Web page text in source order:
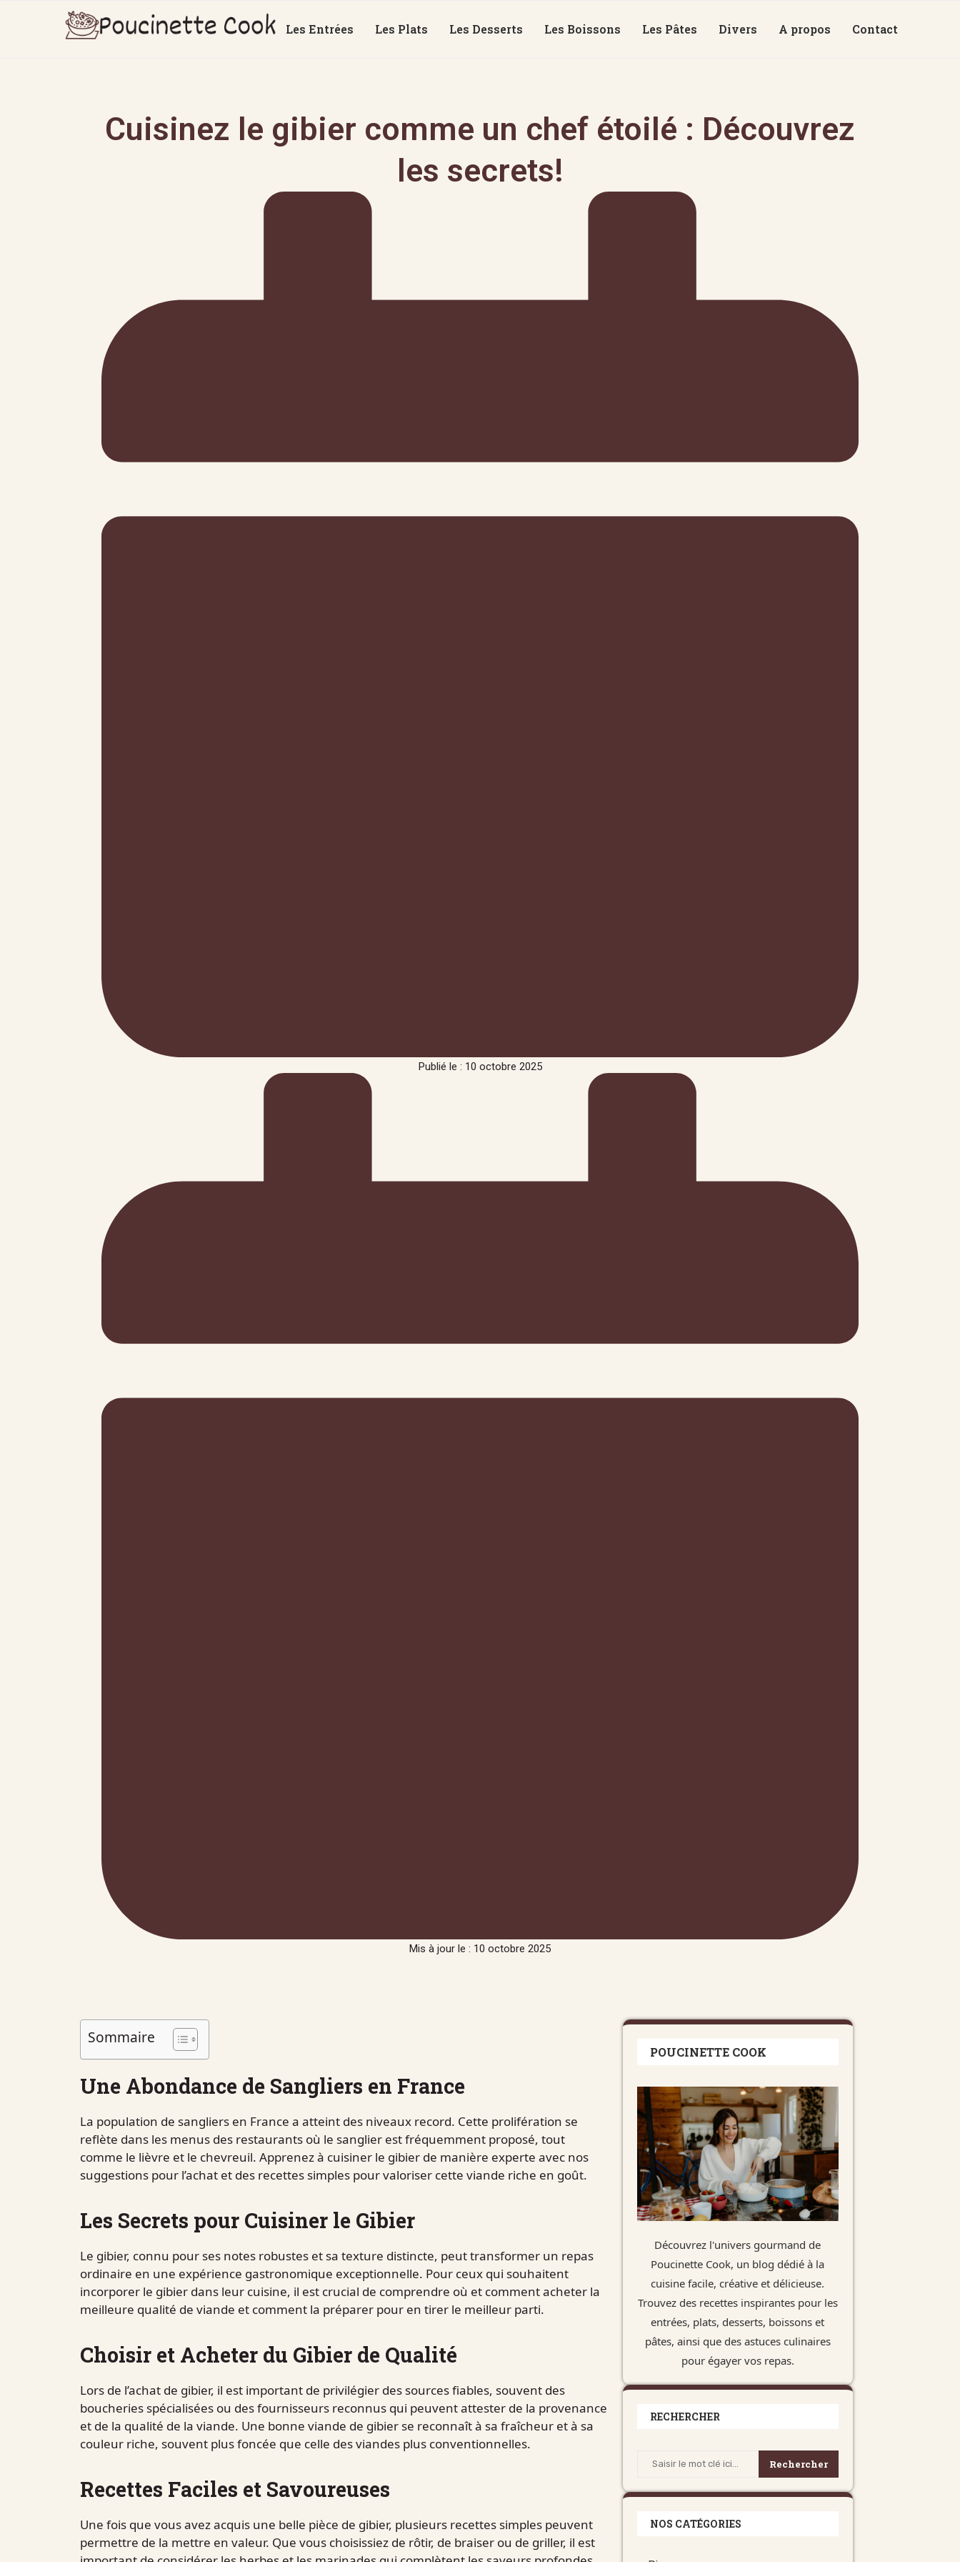
Les Entrées Les Plats Les Desserts Les Boissons Les Pâtes Divers A propos Contact
Cuisinez le gibier comme un chef étoilé : Découvrez
les secrets!
Publié le : 10 octobre 2025
Mis à jour le : 10 octobre 2025
Sommaire
Une Abondance de Sangliers en France
La population de sangliers en France a atteint des niveaux record. Cette prolifération se
reflète dans les menus des restaurants où le sanglier est fréquemment proposé, tout
comme le lièvre et le chevreuil. Apprenez à cuisiner le gibier de manière experte avec nos
suggestions pour l’achat et des recettes simples pour valoriser cette viande riche en goût.
Les Secrets pour Cuisiner le Gibier
Le gibier, connu pour ses notes robustes et sa texture distincte, peut transformer un repas
ordinaire en une expérience gastronomique exceptionnelle. Pour ceux qui souhaitent
incorporer le gibier dans leur cuisine, il est crucial de comprendre où et comment acheter la
meilleure qualité de viande et comment la préparer pour en tirer le meilleur parti.
Choisir et Acheter du Gibier de Qualité
Lors de l’achat de gibier, il est important de privilégier des sources fiables, souvent des
boucheries spécialisées ou des fournisseurs reconnus qui peuvent attester de la provenance
et de la qualité de la viande. Une bonne viande de gibier se reconnaît à sa fraîcheur et à sa
couleur riche, souvent plus foncée que celle des viandes plus conventionnelles.
Recettes Faciles et Savoureuses
Une fois que vous avez acquis une belle pièce de gibier, plusieurs recettes simples peuvent
permettre de la mettre en valeur. Que vous choisissiez de rôtir, de braiser ou de griller, il est
POUCINETTE COOK
Découvrez l'univers gourmand de
Poucinette Cook, un blog dédié à la
cuisine facile, créative et délicieuse.
Trouvez des recettes inspirantes pour les
entrées, plats, desserts, boissons et
pâtes, ainsi que des astuces culinaires
pour égayer vos repas.
RECHERCHER
Rechercher
NOS CATÉGORIES